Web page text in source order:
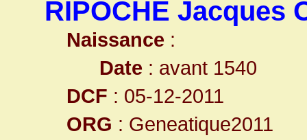
RIPOCHE Jacques
Naissance :
Date : avant 1540
DCF : 05-12-2011
ORG : Geneatique2011